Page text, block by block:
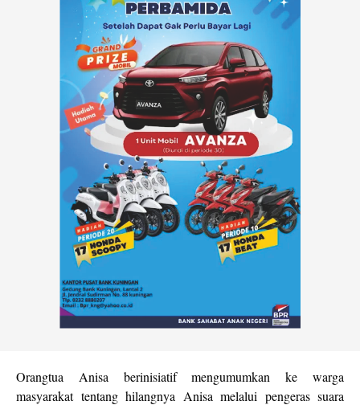
Orangtua Anisa berinisiatif mengumumkan ke warga
masyarakat tentang hilangnya Anisa melalui pengeras suara